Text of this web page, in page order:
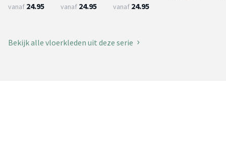
vanaf 24.95 vanaf 24.95 vanaf 24.95
Bekijk alle vloerkleden uit deze serie